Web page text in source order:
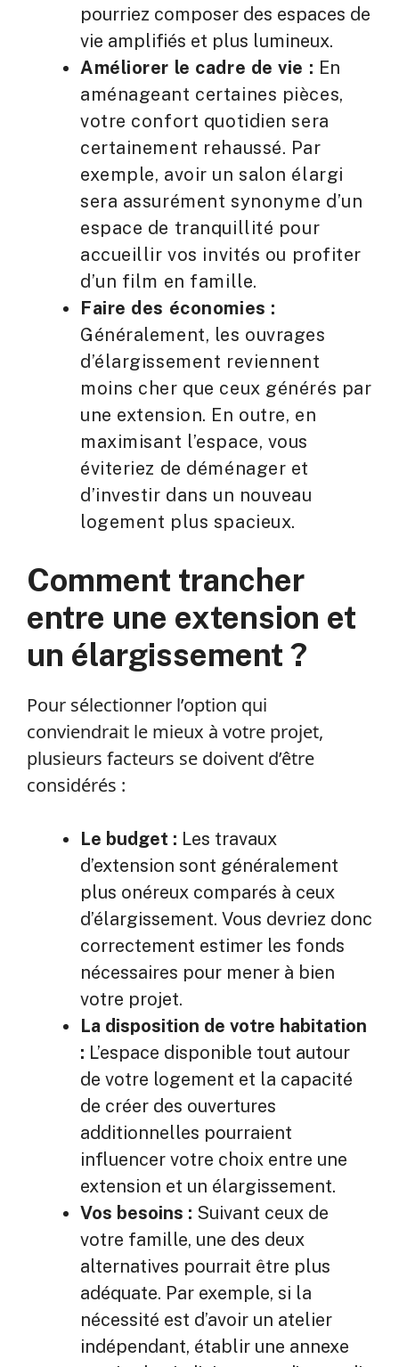
pourriez composer des espaces de
vie amplifiés et plus lumineux.
Améliorer le cadre de vie : En
aménageant certaines pièces,
votre confort quotidien sera
certainement rehaussé. Par
exemple, avoir un salon élargi
sera assurément synonyme d’un
espace de tranquillité pour
accueillir vos invités ou profiter
d’un film en famille.
Faire des économies :
Généralement, les ouvrages
d’élargissement reviennent
moins cher que ceux générés par
une extension. En outre, en
maximisant l’espace, vous
éviteriez de déménager et
d’investir dans un nouveau
logement plus spacieux.
Comment trancher
entre une extension et
un élargissement ?
Pour sélectionner l’option qui
conviendrait le mieux à votre projet,
plusieurs facteurs se doivent d’être
considérés :
Le budget : Les travaux
d’extension sont généralement
plus onéreux comparés à ceux
d’élargissement. Vous devriez donc
correctement estimer les fonds
nécessaires pour mener à bien
votre projet.
La disposition de votre habitation
: L’espace disponible tout autour
de votre logement et la capacité
de créer des ouvertures
additionnelles pourraient
influencer votre choix entre une
extension et un élargissement.
Vos besoins : Suivant ceux de
votre famille, une des deux
alternatives pourrait être plus
adéquate. Par exemple, si la
nécessité est d’avoir un atelier
indépendant, établir une annexe